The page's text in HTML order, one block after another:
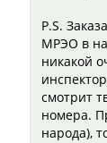
P.S.
МРЭО в
никакой
смотрит
номера.
народа),